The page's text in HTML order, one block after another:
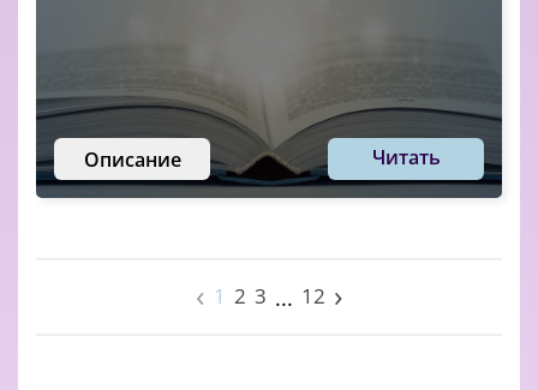
Описание Читать
‹ 1 2 3 ... 12 ›